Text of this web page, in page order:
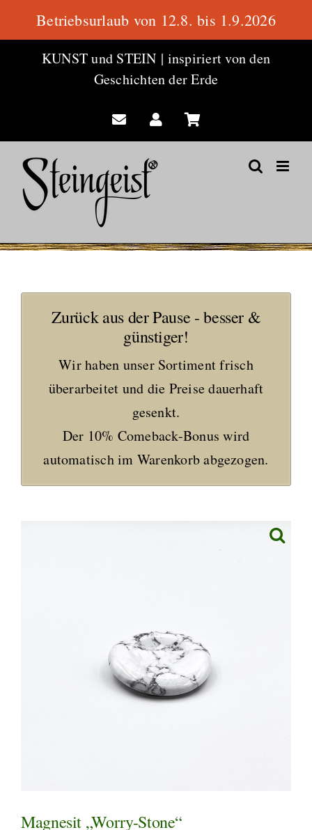
KUNST und STEIN | inspiriert von den
Geschichten der Erde
Zurück aus der Pause - besser &
günstiger!
Wir haben unser Sortiment frisch
überarbeitet und die Preise dauerhaft
gesenkt.
Der 10% Comeback-Bonus wird
automatisch im Warenkorb abgezogen.
Magnesit „Worry-Stone“
Betriebsurlaub von 12.8. bis 1.9.2026